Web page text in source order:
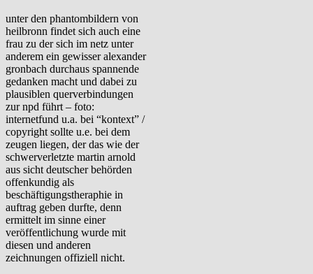
unter den phantombildern von
heilbronn findet sich auch eine
frau zu der sich im netz unter
anderem ein gewisser alexander
gronbach durchaus spannende
gedanken macht und dabei zu
plausiblen querverbindungen
zur npd führt – foto:
internetfund u.a. bei “kontext” /
copyright sollte u.e. bei dem
zeugen liegen, der das wie der
schwerverletzte martin arnold
aus sicht deutscher behörden
offenkundig als
beschäftigungstheraphie in
auftrag geben durfte, denn
ermittelt im sinne einer
veröffentlichung wurde mit
diesen und anderen
zeichnungen offiziell nicht.